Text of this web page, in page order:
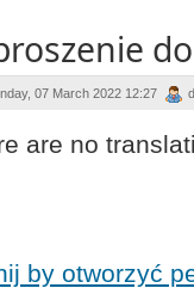
07 March 2022 12:27
are no
by otworzyć